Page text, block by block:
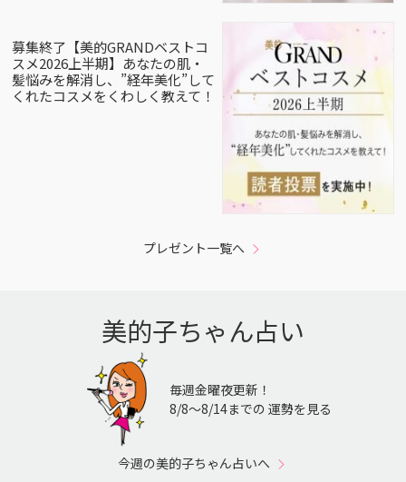
募集終了【美的GRANDベストコ
スメ2026上半期】あなたの肌・
髪悩みを解消し、”経年美化”して
くれたコスメをくわしく教えて！
プレゼント一覧へ
美的子ちゃん占い
毎週金曜夜更新！
8/8〜8/14までの 運勢を見る
今週の美的子ちゃん占いへ